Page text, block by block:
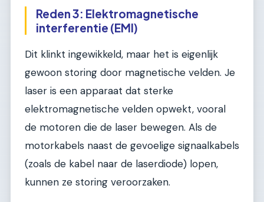
Reden 3: Elektromagnetische
interferentie (EMI)
Dit klinkt ingewikkeld, maar het is eigenlijk
gewoon storing door magnetische velden. Je
laser is een apparaat dat sterke
elektromagnetische velden opwekt, vooral
de motoren die de laser bewegen. Als de
motorkabels naast de gevoelige signaalkabels
(zoals de kabel naar de laserdiode) lopen,
kunnen ze storing veroorzaken.